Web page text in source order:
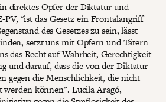
direktes Opfer der Diktatur und
PV, "ist das Gesetz ein Frontalangriff
des Gesetzes zu sein, lässt
setzt uns mit Opfern und Tätern
das Recht auf Wahrheit, Gerechtigkeit
und darauf, dass die von der Diktatur
gegen die Menschlichkeit, die nicht
können". Lucila Aragó,